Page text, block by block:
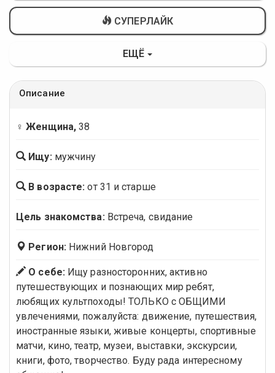
СУПЕРЛАЙК
ЕЩЁ
Описание
♀ Женщина, 38
Ищу: мужчину
В возрасте: от 31 и старше
Цель знакомства: Встреча, свидание
Регион: Нижний Новгород
О себе:Ищу разносторонних, активно
путешествующих и познающих мир ребят,
любящих культпоходы! ТОЛЬКО с ОБЩИМИ
увлечениями, пожалуйста: движение, путешествия,
иностранные языки, живые концерты, спортивные
матчи, кино, театр, музеи, выставки, экскурсии,
книги, фото, творчество. Буду рада интересному